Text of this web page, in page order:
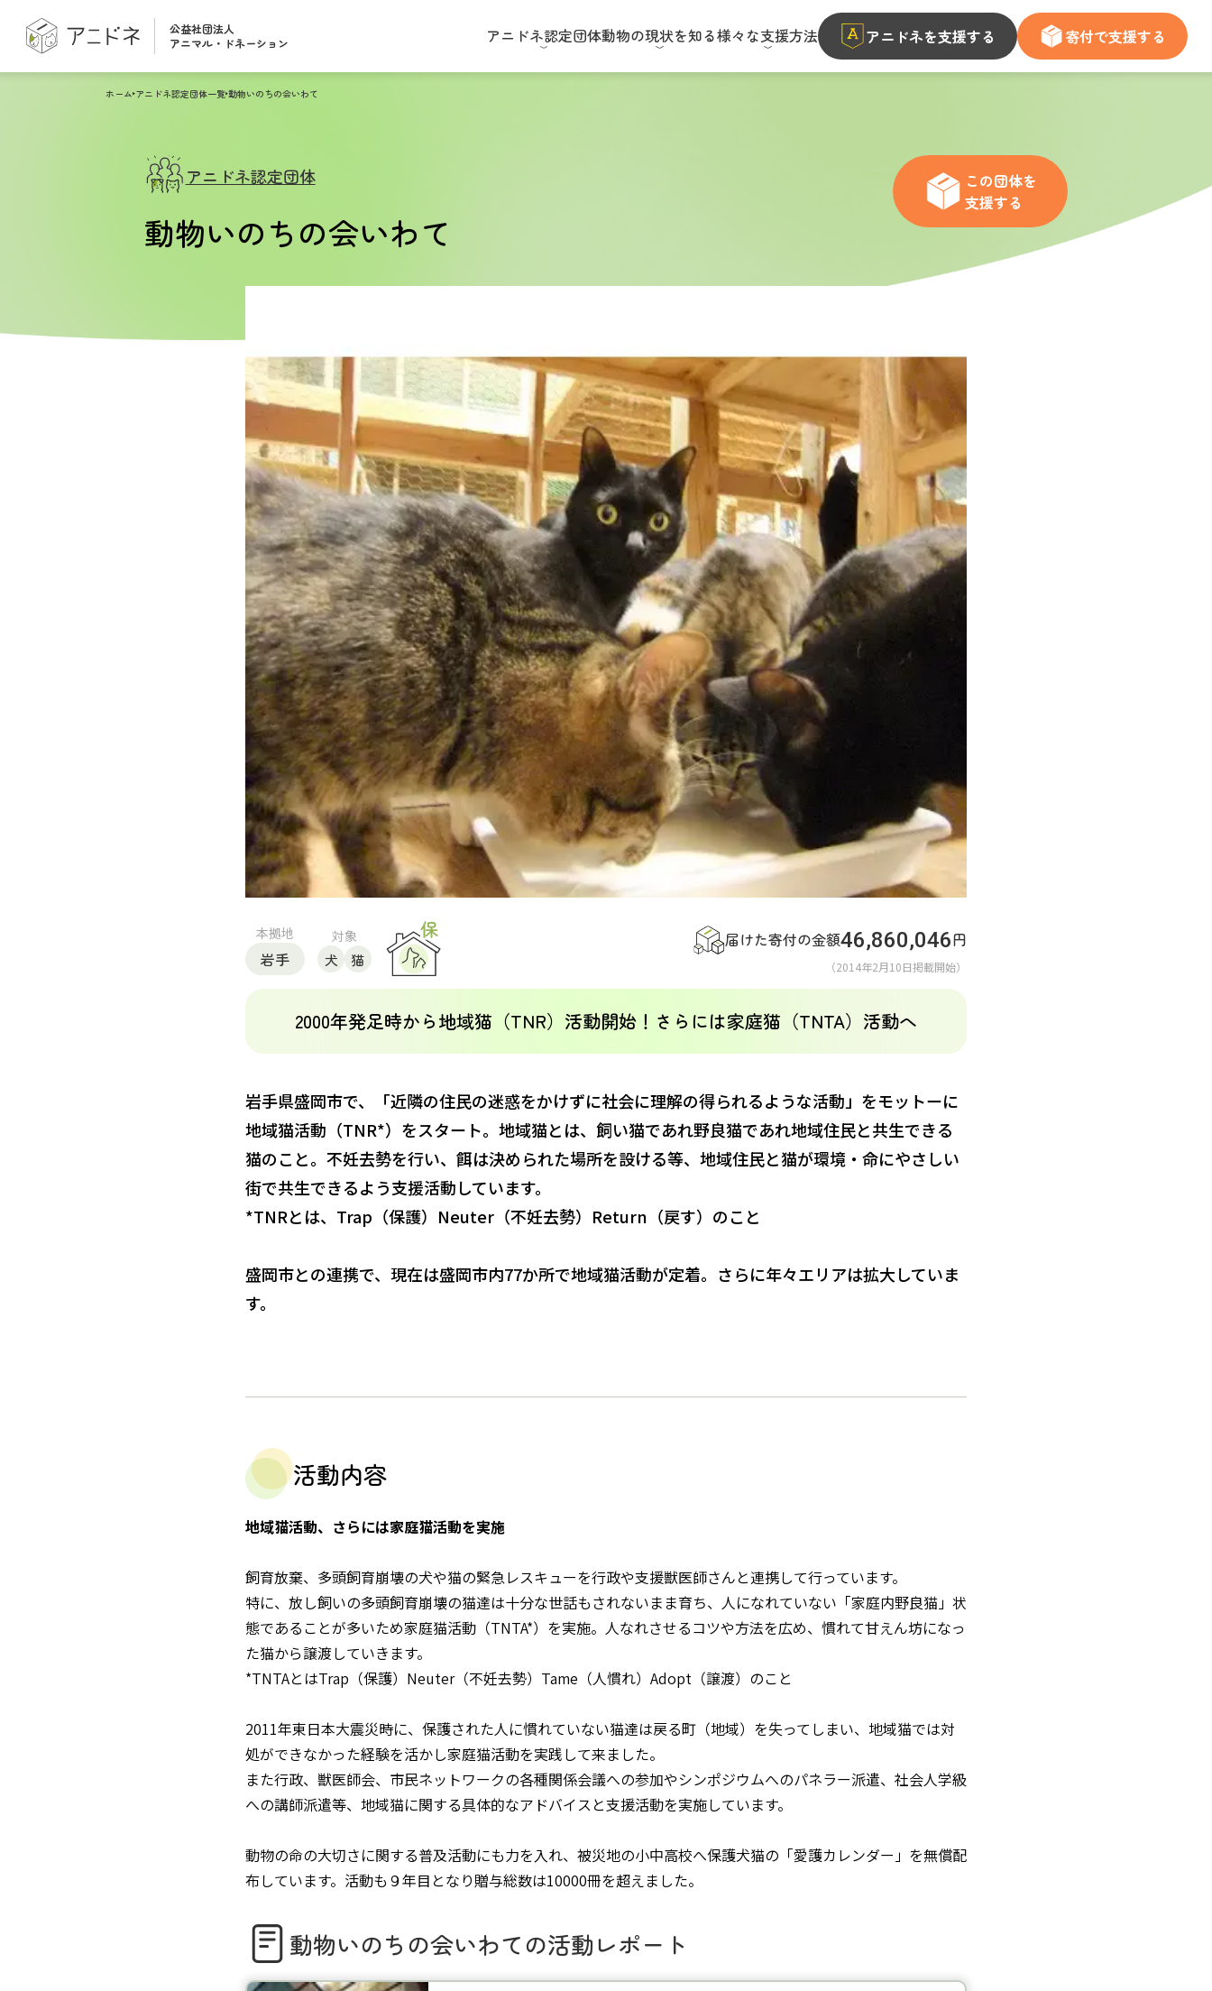
公益社団法人
アニマル・ドネーション
アニドネ認定団体動物の現状を知る様々な支援方法 アニドネを支援する 寄付で支援する
ホーム アニドネ認定団体一覧 動物いのちの会いわて
アニドネ認定団体
動物いのちの会いわて
この団体を
支援する
本拠地
岩手
対象
犬 猫
届けた寄付の金額46,860,046円
（2014年2月10日掲載開始）
2000年発足時から地域猫（TNR）活動開始！さらには家庭猫（TNTA）活動へ
岩手県盛岡市で、「近隣の住民の迷惑をかけずに社会に理解の得られるような活動」をモットーに
地域猫活動（TNR*）をスタート。地域猫とは、飼い猫であれ野良猫であれ地域住民と共生できる
猫のこと。不妊去勢を行い、餌は決められた場所を設ける等、地域住民と猫が環境・命にやさしい
街で共生できるよう支援活動しています。
*TNRとは、Trap（保護）Neuter（不妊去勢）Return（戻す）のこと
盛岡市との連携で、現在は盛岡市内77か所で地域猫活動が定着。さらに年々エリアは拡大していま
す。
活動内容
地域猫活動、さらには家庭猫活動を実施
飼育放棄、多頭飼育崩壊の犬や猫の緊急レスキューを行政や支援獣医師さんと連携して行っています。
特に、放し飼いの多頭飼育崩壊の猫達は十分な世話もされないまま育ち、人になれていない「家庭内野良猫」状
態であることが多いため家庭猫活動（TNTA*）を実施。人なれさせるコツや方法を広め、慣れて甘えん坊になっ
た猫から譲渡していきます。
*TNTAとはTrap（保護）Neuter（不妊去勢）Tame（人慣れ）Adopt（譲渡）のこと
2011年東日本大震災時に、保護された人に慣れていない猫達は戻る町（地域）を失ってしまい、地域猫では対
処ができなかった経験を活かし家庭猫活動を実践して来ました。
また行政、獣医師会、市民ネットワークの各種関係会議への参加やシンポジウムへのパネラー派遣、社会人学級
への講師派遣等、地域猫に関する具体的なアドバイスと支援活動を実施しています。
動物の命の大切さに関する普及活動にも力を入れ、被災地の小中高校へ保護犬猫の「愛護カレンダー」を無償配
布しています。活動も９年目となり贈与総数は10000冊を超えました。
動物いのちの会いわての活動レポート